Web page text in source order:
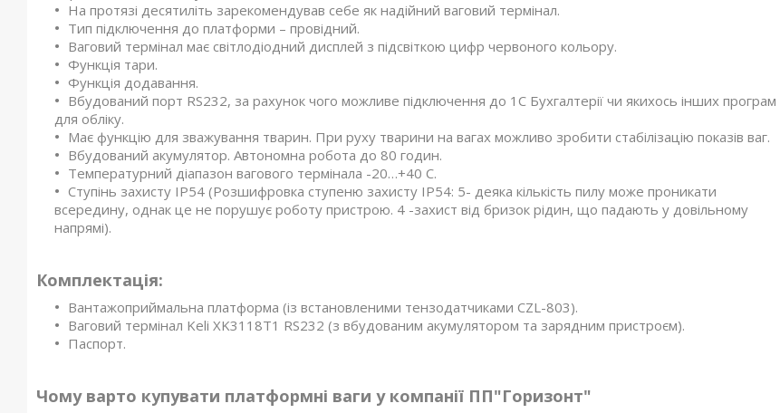
На протязі десятиліть зарекомендував себе як надійний ваговий термінал.
Тип підключення до платформи – провідний.
Ваговий термінал має світлодіодний дисплей з підсвіткою цифр червоного кольору.
Функція тари.
Функція додавання.
Вбудований порт RS232, за рахунок чого можливе підключення до 1С Бухгалтерії чи якихось інших програм
для обліку.
Має функцію для зважування тварин. При руху тварини на вагах можливо зробити стабілізацію показів ваг.
Вбудований акумулятор. Автономна робота до 80 годин.
Температурний діапазон вагового термінала -20…+40 С.
Ступінь захисту IP54 (Розшифровка ступеню захисту IP54: 5- деяка кількість пилу може проникати
всередину, однак це не порушує роботу пристрою. 4 -захист від бризок рідин, що падають у довільному
напрямі).
Комплектація:
Вантажоприймальна платформа (із встановленими тензодатчиками CZL-803).
Ваговий термінал Keli XK3118Т1 RS232 (з вбудованим акумулятором та зарядним пристроєм).
Паспорт.
Чому варто купувати платформні ваги у компанії ПП"Горизонт"